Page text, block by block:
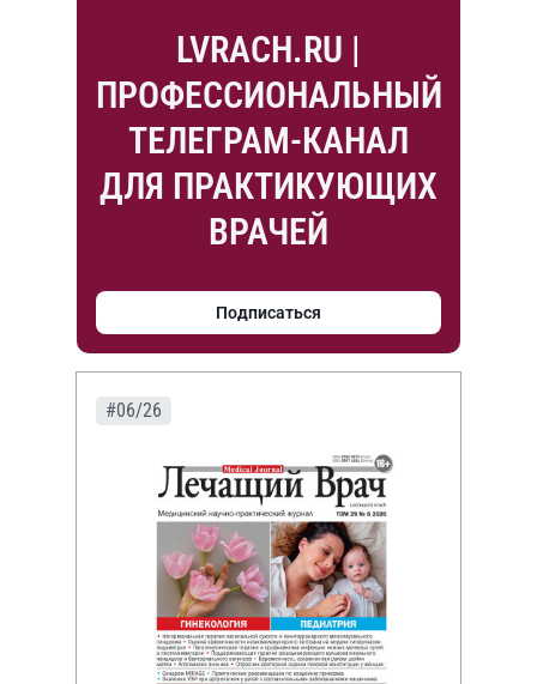
LVRACH.RU |
ПРОФЕССИОНАЛЬНЫЙ
ТЕЛЕГРАМ-КАНАЛ
ДЛЯ ПРАКТИКУЮЩИХ
ВРАЧЕЙ
Подписаться
#06/26